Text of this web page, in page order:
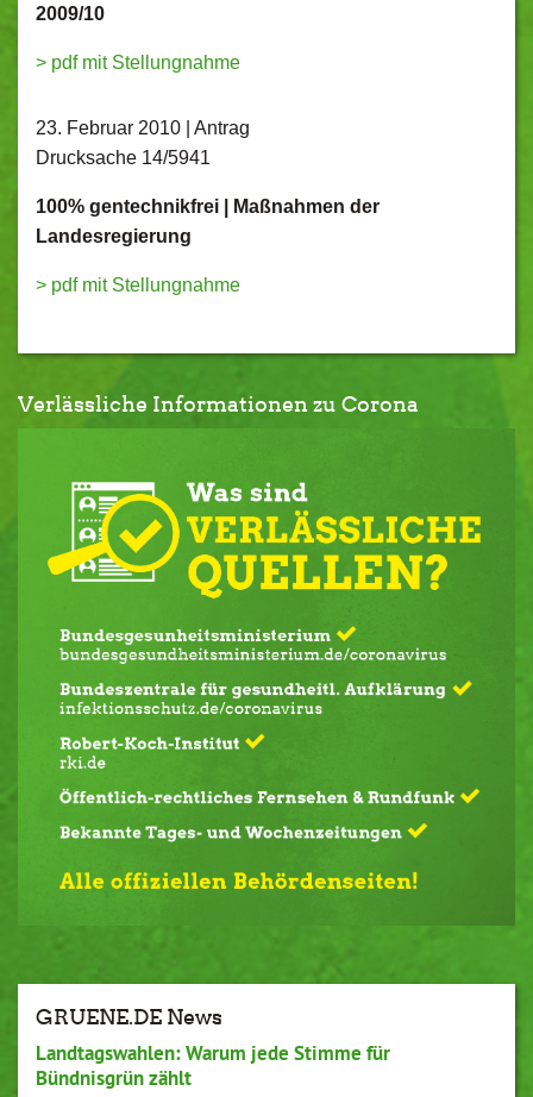
2009/10
> pdf mit Stellungnahme
23. Februar 2010 | Antrag
Drucksache 14/5941
100% gentechnikfrei | Maßnahmen der
Landesregierung
> pdf mit Stellungnahme
Verlässliche Informationen zu Corona
GRUENE.DE News
Landtagswahlen: Warum jede Stimme für
Bündnisgrün zählt